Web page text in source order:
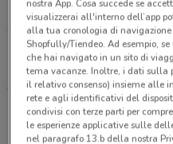
2.4 km
VIA VALDERA, 6
3.2 km
Piazza Gualfredotto,
3.5 km
nostra App. Cosa succede se
visualizzerai all'interno dell’app
alla tua cronologia di
Shopfully/Tiendeo. Ad esempio,
che hai navigato in un sito di
tema vacanze. Inoltre, i dati sulla
il relativo consenso) insieme alle
rete e agli identificativi del
condivisi con terze parti per
le esperienze applicative sulle
nel paragrafo 13.b della nostra